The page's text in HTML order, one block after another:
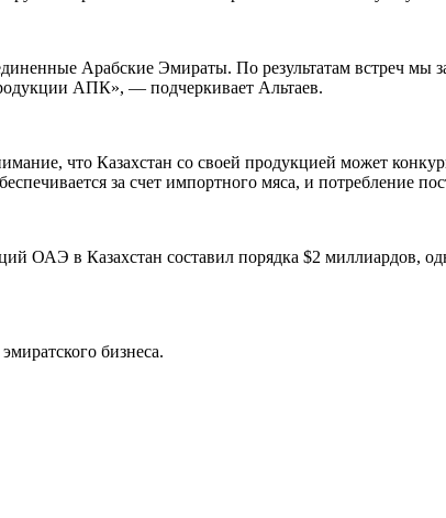
Арабские Эмираты. По результатам встреч
АПК», — подчеркивает Альтаев.
что Казахстан со своей продукцией может
за счет импортного мяса, и потребление
ОАЭ в Казахстан составил порядка $2 миллиардов,
бизнеса.